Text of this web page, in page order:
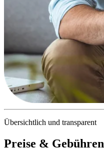
Übersichtlich und transparent
Preise & Gebühren